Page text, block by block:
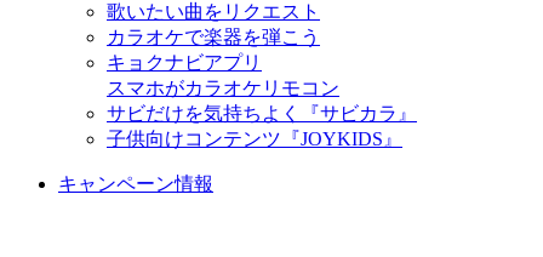
歌いたい曲をリクエスト
カラオケで楽器を弾こう
キョクナビアプリ
スマホがカラオケリモコン
サビだけを気持ちよく『サビカラ』
子供向けコンテンツ『JOYKIDS』
キャンペーン情報